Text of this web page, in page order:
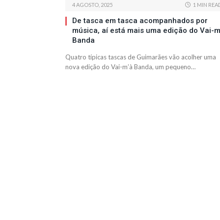
4 AGOSTO, 2025 1 MIN
De tasca em tasca acompanhados por
música, aí está mais uma edição do Vai-
Banda
Quatro típicas tascas de Guimarães vão acolher uma
nova edição do Vai-m’à Banda, um pequeno…